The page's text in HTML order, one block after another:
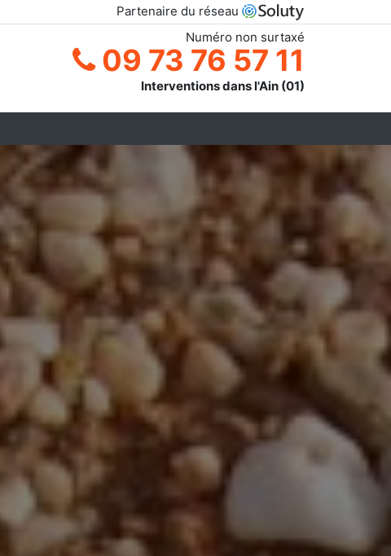
Partenaire du réseau
Numéro non surtaxé
09 73 76 57 11
Interventions dans l'Ain (01)